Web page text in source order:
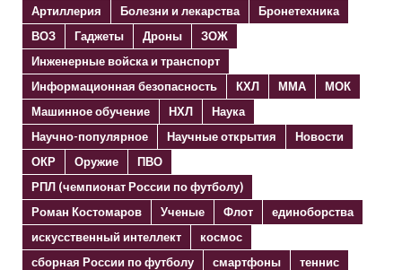
Артиллерия
Болезни и лекарства
Бронетехника
ВОЗ
Гаджеты Дроны
ЗОЖ
Инженерные войска и транспорт
Информационная безопасность
КХЛ ММА
МОК
Машинное обучение
НХЛ
Наука
Научно-популярное
Научные открытия
Новости
ОКР
Оружие
ПВО
РПЛ (чемпионат России по футболу)
Роман Костомаров
Ученые Флот
единоборства
искусственный интеллект
космос
сборная России по футболу
смартфоны
теннис